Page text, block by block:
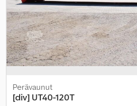
Perävaunut
[div] UT40-120T